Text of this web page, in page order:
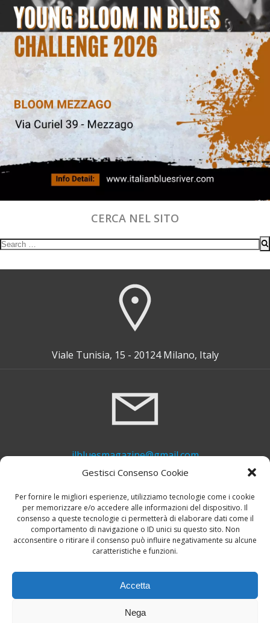
Gestisci Consenso Cookie
Per fornire le migliori esperienze, utilizziamo tecnologie come i cookie
per memorizzare e/o accedere alle informazioni del dispositivo. Il
consenso a queste tecnologie ci permetterà di elaborare dati come il
comportamento di navigazione o ID unici su questo sito. Non
acconsentire o ritirare il consenso può influire negativamente su alcune
caratteristiche e funzioni.
Accetta
Nega
CERCA NEL SITO
Search
Viale Tunisia, 15 - 20124 Milano, Italy
ilbluesmagazine@gmail.com
+39 339 748 6635